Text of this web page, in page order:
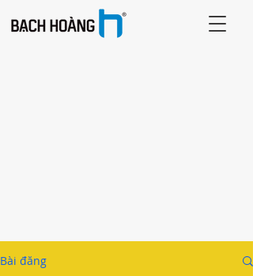
Bài đăng